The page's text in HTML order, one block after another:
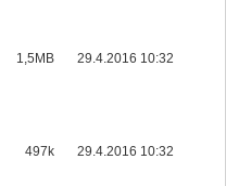
1,5MB 29.4.2016 10:32
497k 29.4.2016 10:32